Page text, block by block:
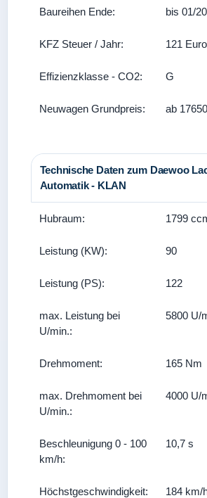
Baureihen Ende: bis 01/
KFZ Steuer / Jahr: 121 Euro
Effizienzklasse - CO2: G
Neuwagen Grundpreis: ab
Technische Daten zum Daewoo
Automatik - KLAN
Hubraum: 1799
Leistung (KW): 90
Leistung (PS): 122
max. Leistung bei
U/min.:
5800 U/
Drehmoment: 165 Nm
max. Drehmoment bei
U/min.:
4000 U/
Beschleunigung 0 - 100
km/h:
10,7 s
Höchstgeschwindigkeit: 184 km/